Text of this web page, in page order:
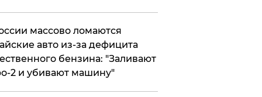
массово ломаются
авто из-за дефицита
бензина: "Заливают
2 и убивают машину"